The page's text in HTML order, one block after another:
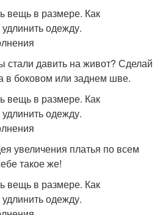
давить на живот? Сделай
в боковом или заднем шве.
увеличения платья по всем
такое же!